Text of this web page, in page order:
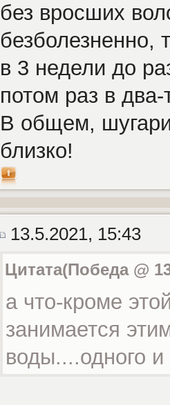
без вросших
безболезненно,
в 3 недели до
потом раз в
В общем,
близко!
13.5.2021, 15:43
Цитата(Победа @
а что-кроме
занимается
воды....одного